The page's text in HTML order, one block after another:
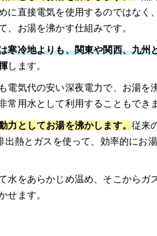
に直接電気を使用するのではなく
、お湯を沸かす仕組みです。
寒冷地よりも、関東や関西、九州
します。
電気代の安い深夜電力で、お湯を
常用水として利用することもでき
力としてお湯を沸かします。従来
出熱とガスを使って、効率的にお
水をあらかじめ温め、そこからガ
せます。